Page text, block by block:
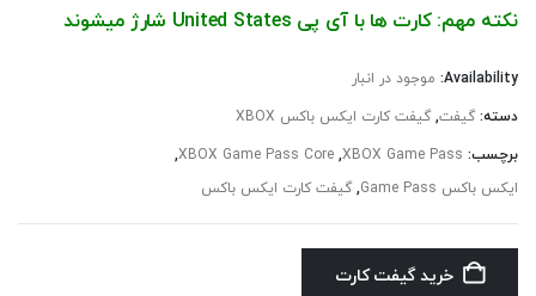
نکته مهم: کارت ها با آی پی United States شارژ میشوند
Availability: موجود در انبار
دسته: گیفت, گیفت کارت ایکس باکس XBOX
برچسب: XBOX Game Pass
,
XBOX Game Pass Core
,
ایکس باکس Game Pass
, گیفت کارت ایکس باکس
خرید گیفت کارت